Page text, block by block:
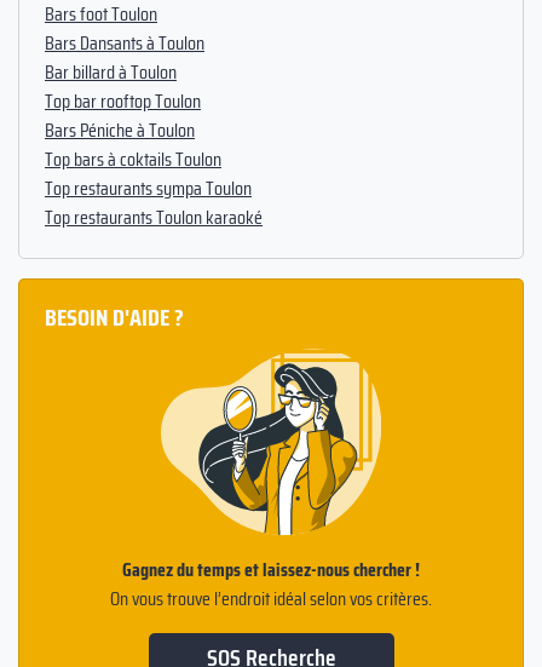
Bars foot Toulon
Bars Dansants à Toulon
Bar billard à Toulon
Top bar rooftop Toulon
Bars Péniche à Toulon
Top bars à coktails Toulon
Top restaurants sympa Toulon
Top restaurants Toulon karaoké
BESOIN D'AIDE ?
Gagnez du temps et laissez-nous chercher !
On vous trouve l’endroit idéal selon vos critères.
SOS Recherche